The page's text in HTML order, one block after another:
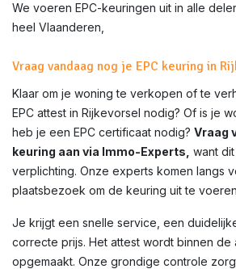
We voeren EPC-keuringen uit in alle
heel Vlaanderen,
Vraag vandaag nog je EPC keuring in
Klaar om je woning te verkopen of te
EPC attest in Rijkevorsel nodig? Of is je
heb je een EPC certificaat nodig? Vraag
keuring aan via Immo-Experts, want
verplichting. Onze experts komen langs
plaatsbezoek om de keuring uit te
Je krijgt een snelle service, een
correcte prijs. Het attest wordt binnen de
opgemaakt. Onze grondige controle